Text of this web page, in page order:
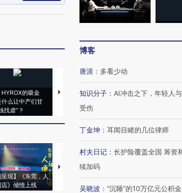
的吸金
什么让中产们甘
找虐”？
马航飞行员跨国走私7万
视线｜被称为“蟑
呈现】《东莞，人
店》倾情上线
【推广】走进第四届链博
会，让数智科技“链”接产
【特别呈现】寻
有意思的生活方式
博客
唐涯 ： 多看少动
知识分子 ： AI冲击之下，年轻人
受伤
丁金坤 ： 耳闻目睹的几位律师
村夫日记 ： 长护险覆盖全国 筹资
续加码
吴晓波 ： “沉睡”的10万亿元公积金